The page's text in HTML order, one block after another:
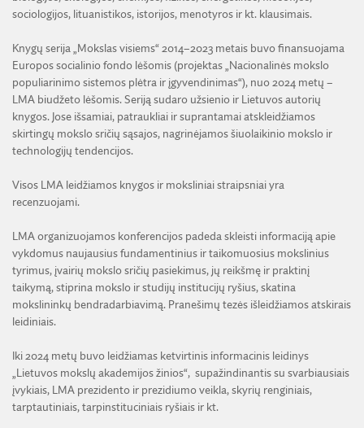
VIRTUALI LMA
SKYRIAI IR PADALINIAI
PAREIGYBIŲ APRAŠYMAS IR ATLIEKAMOS FUNKCIJOS
ŠVIESAUS ATMINIMO LMA NARIAI
BENDRADARBIAVIMO SUTARTYS
KORUPCIJOS PREVENCIJA
PRANEŠĖJŲ APSAUGA
NUORODOS
BENDRADARBIAVIMAS SU REGIONAIS
LMA IR AKADEMIKAI ŽINIASKLAIDOJE
ES SF PARAMA LMA
ATVIRI DUOMENYS
DARBO TARYBA
VIEŠIEJI PIRKIMAI
ŪKIO SUBJEKTŲ PRIEŽIŪRA
TARNYBINIAI LENGVIEJI AUTOMOBILIAI
LMA RENGINIAI
RENGINIŲ ARCHYVAS
Lietuvos mokslų akademijos leidžiamos knygos
Konferencijų medžiaga
Informacinis leidinys „LMA žinios“
Premijos ir stipendijos
Skyriaus „Mokslininkų rūmai“ veikla
Bendradarbiavimas su regionais
LMA ir akademikai žiniasklaidoje
Paslaugos
ES SF parama LMA
Atviri duomenys
sociologijos, lituanistikos, istorijos, menotyros ir kt. klausimais.
Knygų serija „Mokslas visiems“ 2014–2023 metais buvo finansuojama
Europos socialinio fondo lėšomis (projektas „Nacionalinės mokslo
populiarinimo sistemos plėtra ir įgyvendinimas“), nuo 2024 metų –
LMA biudžeto lėšomis. Seriją sudaro užsienio ir Lietuvos autorių
knygos. Jose išsamiai, patraukliai ir suprantamai atskleidžiamos
skirtingų mokslo sričių sąsajos, nagrinėjamos šiuolaikinio mokslo ir
technologijų tendencijos.
Visos LMA leidžiamos knygos ir moksliniai straipsniai yra
recenzuojami.
LMA organizuojamos konferencijos padeda skleisti informaciją apie
vykdomus naujausius fundamentinius ir taikomuosius mokslinius
tyrimus, įvairių mokslo sričių pasiekimus, jų reikšmę ir praktinį
taikymą, stiprina mokslo ir studijų institucijų ryšius, skatina
mokslininkų bendradarbiavimą. Pranešimų tezės išleidžiamos atskirais
leidiniais.
Iki 2024 metų buvo leidžiamas ketvirtinis informacinis leidinys
„Lietuvos mokslų akademijos žinios“, supažindinantis su svarbiausiais
įvykiais, LMA prezidento ir prezidiumo veikla, skyrių renginiais,
tarptautiniais, tarpinstituciniais ryšiais ir kt.